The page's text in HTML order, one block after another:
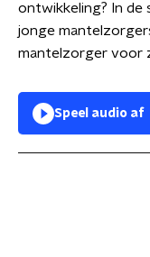
ontwikkeling? In de
jonge
mantelzorger voor
Speel audio af